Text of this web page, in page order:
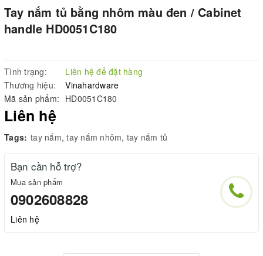
Tay nắm tủ bằng nhôm màu đen / Cabinet
handle HD0051C180
Tình trạng:
Liên hệ để đặt hàng
Thương hiệu:
Vinahardware
Mã sản phẩm: HD0051C180
Liên hệ
Tags: tay nắm,tay nắm nhôm, tay nắm tủ
Bạn cần hỗ trợ?
Mua sản phẩm
0902608828
Liên hệ